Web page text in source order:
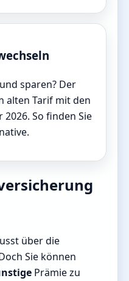
und sparen? Der
alten Tarif mit den
So finden Sie
über die
Sie können
Prämie zu